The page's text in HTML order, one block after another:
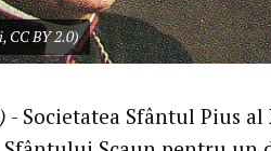
CC BY 2.0)
- Societatea Sfântul Pius al